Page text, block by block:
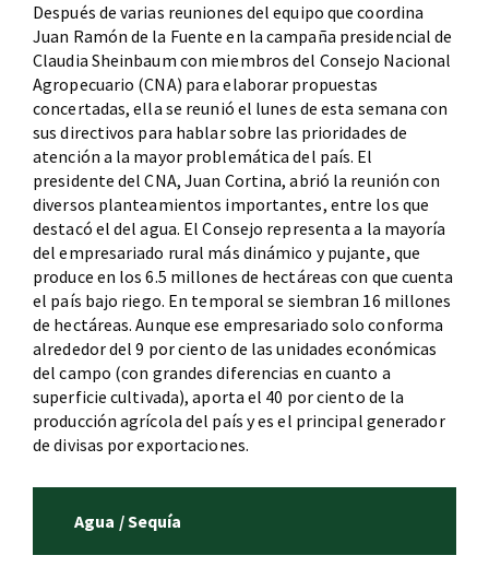
Después de varias reuniones del equipo que coordina
Juan Ramón de la Fuente en la campaña presidencial de
Claudia Sheinbaum con miembros del Consejo Nacional
Agropecuario (CNA) para elaborar propuestas
concertadas, ella se reunió el lunes de esta semana con
sus directivos para hablar sobre las prioridades de
atención a la mayor problemática del país. El
presidente del CNA, Juan Cortina, abrió la reunión con
diversos planteamientos importantes, entre los que
destacó el del agua. El Consejo representa a la mayoría
del empresariado rural más dinámico y pujante, que
produce en los 6.5 millones de hectáreas con que cuenta
el país bajo riego. En temporal se siembran 16 millones
de hectáreas. Aunque ese empresariado solo conforma
alrededor del 9 por ciento de las unidades económicas
del campo (con grandes diferencias en cuanto a
superficie cultivada), aporta el 40 por ciento de la
producción agrícola del país y es el principal generador
de divisas por exportaciones.
Agua / Sequía